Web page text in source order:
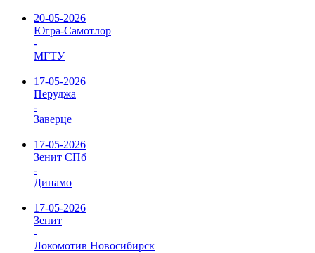
20-05-2026
Югра-Самотлор
-
МГТУ
17-05-2026
Перуджа
-
Заверце
17-05-2026
Зенит СПб
-
Динамо
17-05-2026
Зенит
-
Локомотив Новосибирск